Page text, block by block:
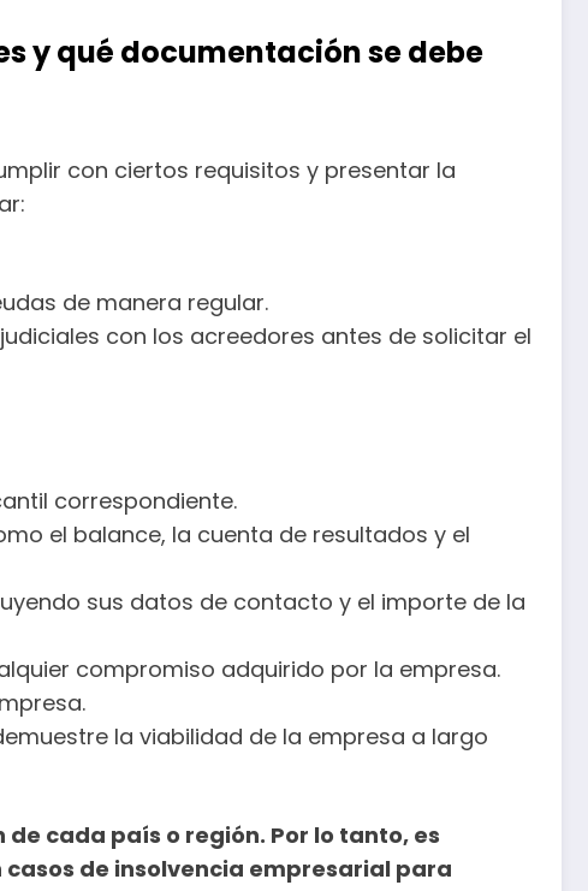
y qué documentación se debe
con ciertos requisitos y presentar la
de manera regular.
con los acreedores antes de solicitar el
correspondiente.
el balance, la cuenta de resultados y el
sus datos de contacto y el importe de la
compromiso adquirido por la empresa.
la viabilidad de la empresa a largo
cada país o región. Por lo tanto, es
de insolvencia empresarial para